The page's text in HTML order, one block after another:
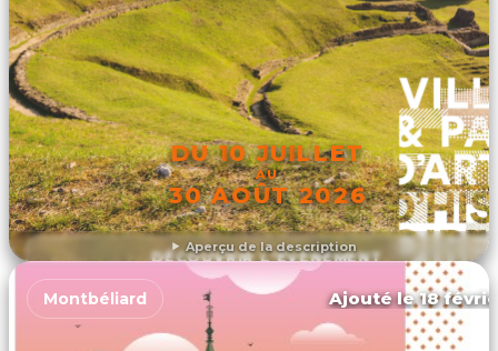
Aperçu de la description
DU 10 JUILLET
AU
30 AOÛT 2026
DÉCOUVRIR L'ÉVÉNEMENT
Montbéliard Ajouté le 18